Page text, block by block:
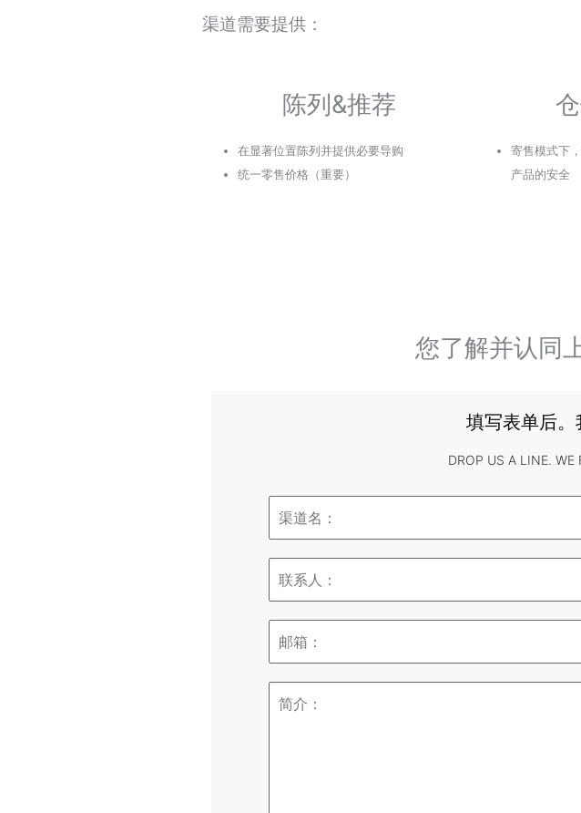
渠道需要提供：
陈列&推荐
在显著位置陈列并提供必要导购
统一零售价格（重要）
寄售模式下
产品的安全
您了解并认同
填写表单后。
DROP US A LINE.